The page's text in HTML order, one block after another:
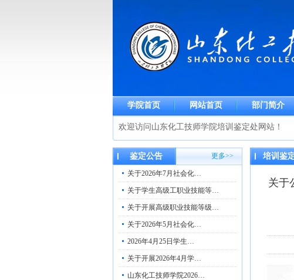
学院首页 网站首页 部门简介
欢迎访问山东化工技师学院培训鉴定处网站！
鉴定公告 更多>>
关于2026年7月社会化…
关于学生高级工职业技能等…
关于开展高级职业技能等级…
关于2026年5月社会化…
2026年4月25日学生…
关于开展2026年4月学…
山东化工技师学院2026…
培训鉴
关于